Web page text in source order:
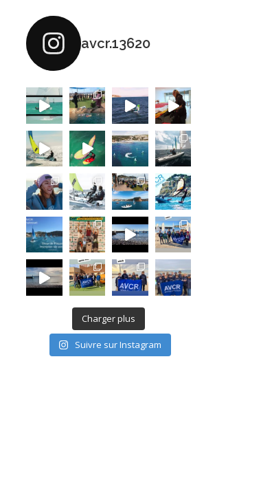
avcr.13620
Charger plus
Suivre sur Instagram